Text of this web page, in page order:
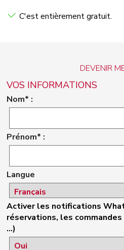
C'est entièrement gratuit.
DEVENIR
VOS INFORMATIONS
Nom* :
Prénom* :
Langue
Activer les notifications
réservations, les
...)